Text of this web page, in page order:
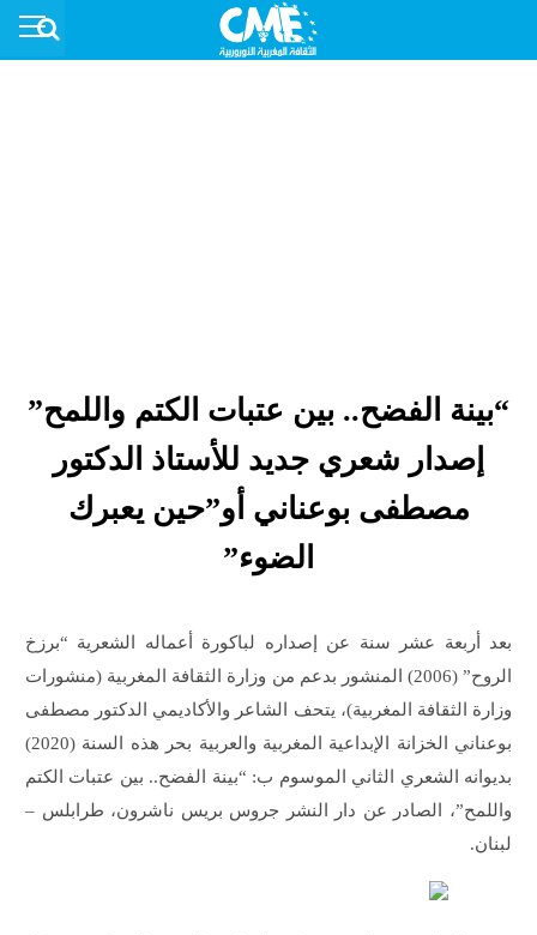
“بينة الفضح.. بين عتبات الكتم واللمح”
إصدار شعري جديد للأستاذ الدكتور
مصطفى بوعناني أو”حين يعبرك
الضوء”
بعد أربعة عشر سنة عن إصداره لباكورة أعماله الشعرية “برزخ
الروح” (2006) المنشور بدعم من وزارة الثقافة المغربية (منشورات
وزارة الثقافة المغربية)، يتحف الشاعر والأكاديمي الدكتور مصطفى
بوعناني الخزانة الإبداعية المغربية والعربية بحر هذه السنة (2020)
بديوانه الشعري الثاني الموسوم ب: “بينة الفضح.. بين عتبات الكتم
واللمح”، الصادر عن دار النشر جروس بريس ناشرون، طرابلس –
لبنان.